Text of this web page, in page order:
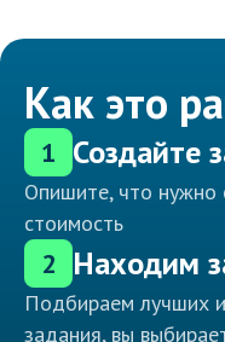
Как это
1 Создайте
Опишите, что нужно
стоимость
2 Находим
Подбираем лучших
задания, вы